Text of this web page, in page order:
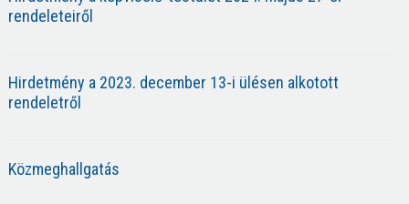
rendeleteiről
Hirdetmény a 2023. december 13-i ülésen alkotott
rendeletről
Közmeghallgatás